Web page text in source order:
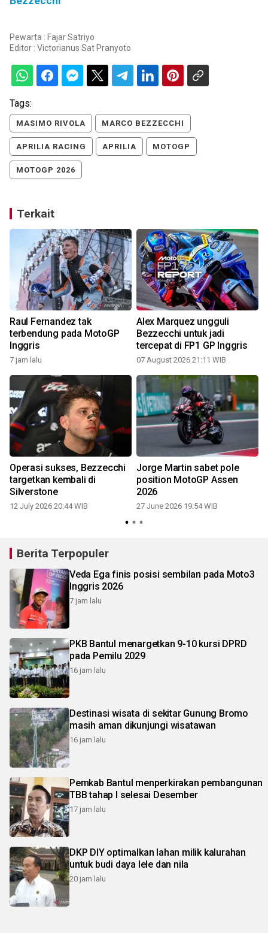
Pewarta : Fajar Satriyo
Editor : Victorianus Sat Pranyoto
Tags:
MASIMO RIVOLA MARCO BEZZECCHI
APRILIA RACING APRILIA MOTOGP
MOTOGP 2026
Terkait
Raul Fernandez tak
terbendung pada MotoGP
Inggris
7 jam lalu
Alex Marquez ungguli
Bezzecchi untuk jadi
tercepat di FP1 GP Inggris
07 August 2026 21:11 WIB
Operasi sukses, Bezzecchi
targetkan kembali di
Silverstone
12 July 2026 20:44 WIB
Jorge Martin sabet pole
position MotoGP Assen
2026
27 June 2026 19:54 WIB
Berita Terpopuler
Veda Ega finis posisi sembilan pada Moto3
Inggris 2026
7 jam lalu
PKB Bantul menargetkan 9-10 kursi DPRD
pada Pemilu 2029
16 jam lalu
Destinasi wisata di sekitar Gunung Bromo
masih aman dikunjungi wisatawan
16 jam lalu
Pemkab Bantul menperkirakan pembangunan
TBB tahap I selesai Desember
17 jam lalu
DKP DIY optimalkan lahan milik kalurahan
untuk budi daya lele dan nila
20 jam lalu